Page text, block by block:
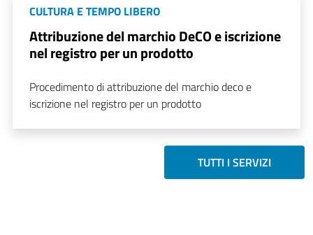
CULTURA E TEMPO LIBERO
Attribuzione del marchio DeCO e iscrizione
nel registro per un prodotto
Procedimento di attribuzione del marchio deco e
iscrizione nel registro per un prodotto
TUTTI I SERVIZI